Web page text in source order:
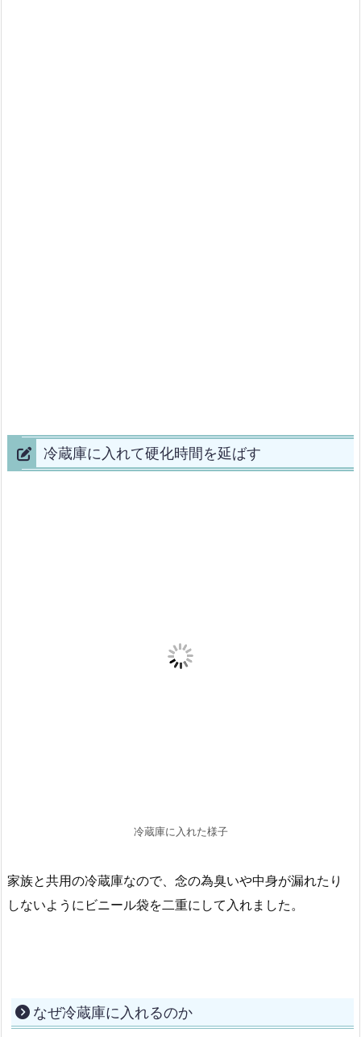
冷蔵庫に入れて硬化時間を延ばす
冷蔵庫に入れた様子
家族と共用の冷蔵庫なので、念の為臭いや中身が漏れたり
しないようにビニール袋を二重にして入れました。
なぜ冷蔵庫に入れるのか